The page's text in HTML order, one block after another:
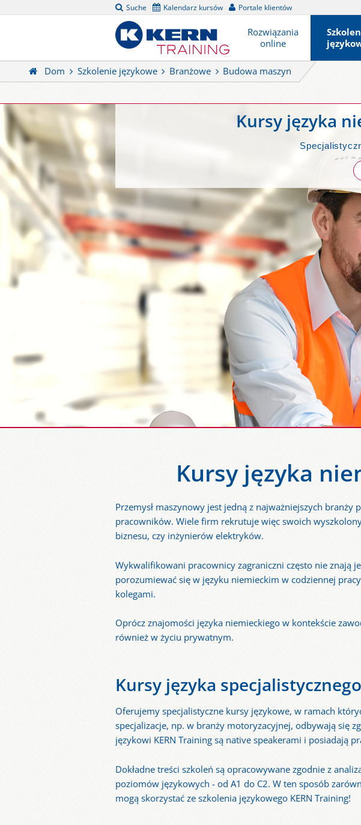
Suche Kalendarz kursów Portale klientów
Rozwiązania
online
Dom Szkolenie językowe Branżowe Budowa maszyn
Kursy języka
Kursy języka
Przemysł maszynowy jest jedną z najważniejszych
pracowników. Wiele firm rekrutuje więc swoich
biznesu, czy inżynierów elektryków.
Wykwalifikowani pracownicy zagraniczni często nie znają
porozumiewać się w języku niemieckim w codziennej
kolegami.
Oprócz znajomości języka niemieckiego w kontekście
również w życiu prywatnym.
Kursy języka specjalistycznego
Oferujemy specjalistyczne kursy językowe, w ramach
specjalizacje, np. w branży motoryzacyjnej, odbywają się
językowi KERN Training są native speakerami i posiadają
Dokładne treści szkoleń są opracowywane zgodnie z
poziomów językowych - od A1 do C2. W ten sposób
mogą skorzystać ze szkolenia językowego KERN Training!